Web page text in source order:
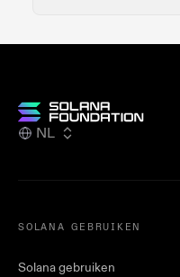
NL
SOLANA GEBRUIKEN
Solana gebruiken